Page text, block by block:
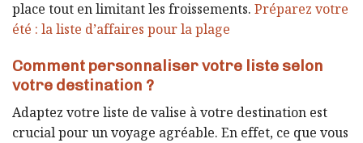
place tout en limitant les froissements. Préparez votre
été : la liste d’affaires pour la plage
Comment personnaliser votre liste selon
votre destination ?
Adaptez votre liste de valise à votre destination est
crucial pour un voyage agréable. En effet, ce que vous